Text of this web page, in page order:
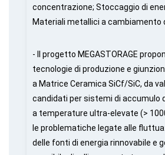
concentrazione; Stoccaggio di
Materiali metallici a cambiamento
- Il progetto MEGASTORAGE
tecnologie di produzione e
a Matrice Ceramica SiCf/SiC, da
candidati per sistemi di accumulo
a temperature ultra-elevate (>
le problematiche legate alle
delle fonti di energia rinnovabile e